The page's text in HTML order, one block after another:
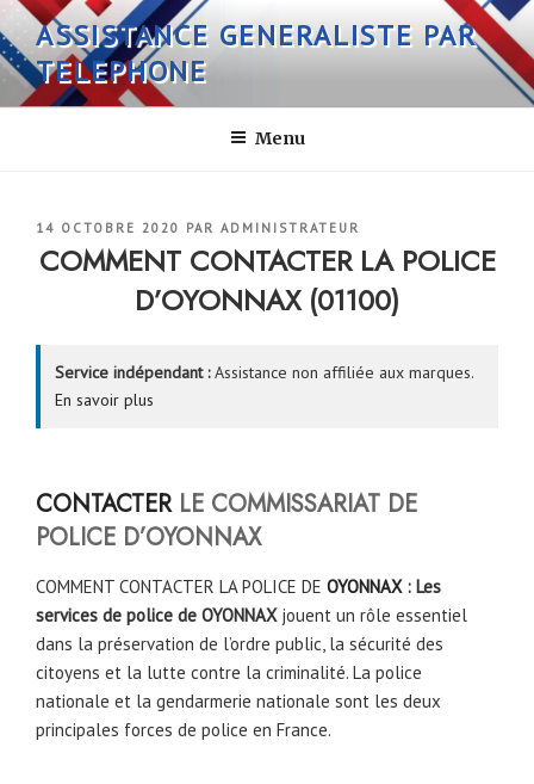
Aller
au
contenu
principal
ASSISTANCE GENERALISTE PAR
TELEPHONE
Menu
PUBLIÉ
LE
14 OCTOBRE 2020 PAR ADMINISTRATEUR
COMMENT CONTACTER LA POLICE
D’OYONNAX (01100)
Service indépendant :Assistance non affiliée aux marques.
En savoir plus
CONTACTERLE COMMISSARIAT DE
POLICE D’OYONNAX
COMMENT CONTACTER LA POLICE DE OYONNAX: Les
services de police de OYONNAXjouent un rôle essentiel
dans la préservation de l’ordre public, la sécurité des
citoyens et la lutte contre la criminalité. La police
nationale et la gendarmerie nationale sont les deux
principales forces de police en France.